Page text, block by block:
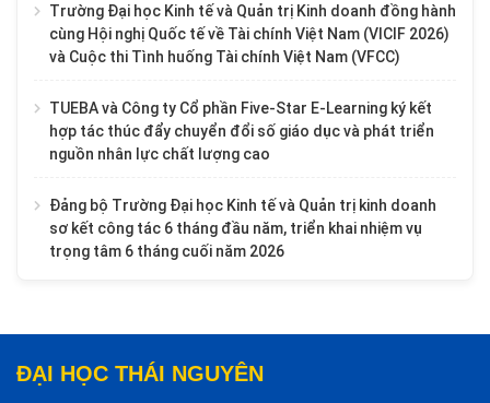
Trường Đại học Kinh tế và Quản trị Kinh doanh đồng hành
cùng Hội nghị Quốc tế về Tài chính Việt Nam (VICIF 2026)
và Cuộc thi Tình huống Tài chính Việt Nam (VFCC)
TUEBA và Công ty Cổ phần Five-Star E-Learning ký kết
hợp tác thúc đẩy chuyển đổi số giáo dục và phát triển
nguồn nhân lực chất lượng cao
Đảng bộ Trường Đại học Kinh tế và Quản trị kinh doanh
sơ kết công tác 6 tháng đầu năm, triển khai nhiệm vụ
trọng tâm 6 tháng cuối năm 2026
ĐẠI HỌC THÁI NGUYÊN